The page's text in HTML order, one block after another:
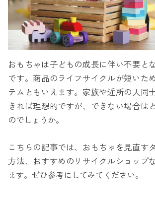
おもちゃは子どもの成長に伴い不要と
です。商品のライフサイクルが短いた
テムともいえます。家族や近所の人同
きれば理想的ですが、できない場合は
のでしょうか。
こちらの記事では、おもちゃを見直す
方法、おすすめのリサイクルショップ
ます。ぜひ参考にしてみてください。